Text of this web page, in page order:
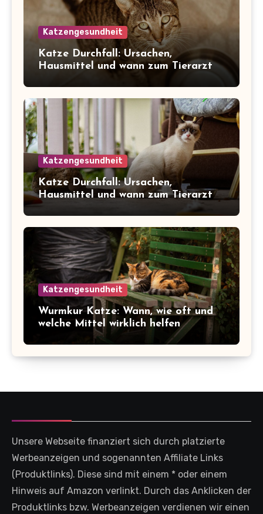
Katzengesundheit
Katze Durchfall: Ursachen,
Hausmittel und wann zum Tierarzt
Katzengesundheit
Katze Durchfall: Ursachen,
Hausmittel und wann zum Tierarzt
Katzengesundheit
Wurmkur Katze: Wann, wie oft und
welche Mittel wirklich helfen
Unsere Webseite finanziert sich durch platzierte
Werbeanzeigen und sogenannten Affiliate Links
(Produktlinks). Diese sind mit einem * oder einem
Hinweis auf Amazon verlinkt. Durch das Anklicken der
Produktlinks bzw. Werbeanzeigen verdienen wir einen